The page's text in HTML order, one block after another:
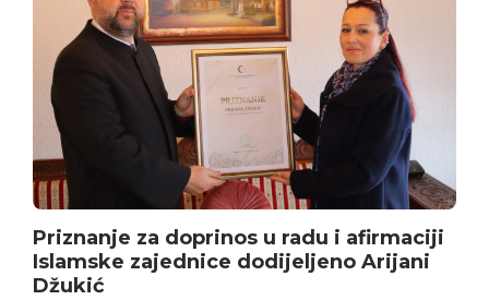
Priznanje za doprinos u radu i afirmaciji
Islamske zajednice dodijeljeno Arijani
Džukić